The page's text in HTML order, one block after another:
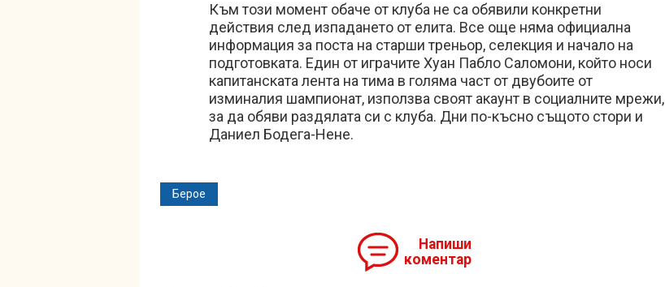
Към този момент обаче от клуба не са обявили конкретни
действия след изпадането от елита. Все още няма официална
информация за поста на старши треньор, селекция и начало на
подготовката. Един от играчите Хуан Пабло Саломони, който носи
капитанската лента на тима в голяма част от двубоите от
изминалия шампионат, използва своят акаунт в социалните мрежи,
за да обяви раздялата си с клуба. Дни по-късно същото стори и
Даниел Бодега-Нене.
Берое
Напиши
коментар